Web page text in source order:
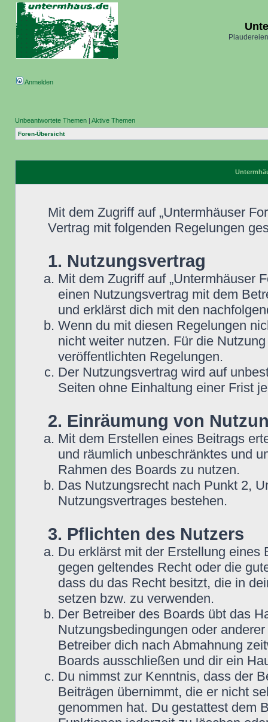
Anmelden
Unbeantwortete Themen | Aktive Themen
Foren-Übersicht
Mit dem Zugriff auf „Untermhäuser
Vertrag mit folgenden Regelungen
1. Nutzungsvertrag
Mit dem Zugriff auf „Untermhäuser
einen Nutzungsvertrag mit dem
und erklärst dich mit den
Wenn du mit diesen Regelungen
nicht weiter nutzen. Für die
veröffentlichten Regelungen.
Der Nutzungsvertrag wird auf
Seiten ohne Einhaltung einer Frist
2. Einräumung von
Mit dem Erstellen eines Beitrags
und räumlich unbeschränktes und
Rahmen des Boards zu nutzen.
Das Nutzungsrecht nach Punkt 2,
Nutzungsvertrages bestehen.
3. Pflichten des Nutzers
Du erklärst mit der Erstellung eines
gegen geltendes Recht oder die
dass du das Recht besitzt, die in
setzen bzw. zu verwenden.
Der Betreiber des Boards übt das
Nutzungsbedingungen oder
Betreiber dich nach Abmahnung
Boards ausschließen und dir ein
Du nimmst zur Kenntnis, dass der
Beiträgen übernimmt, die er nicht
genommen hat. Du gestattest dem